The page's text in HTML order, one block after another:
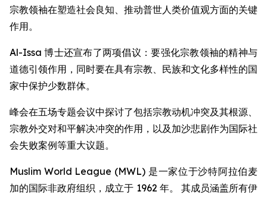
宗教领袖在塑造社会良知、推动普世人类价值观方面的关键
作用。
Al-Issa 博士还宣布了两项倡议：要强化宗教领袖的精神与
道德引领作用，同时要在具有宗教、民族和文化多样性的国
家中保护少数群体。
峰会在五场专题会议中探讨了包括宗教动机冲突及其根源、
宗教外交对和平解决冲突的作用，以及加沙悲剧作为国际社
会失败案例等重大议题。
Muslim World League (MWL) 是一家位于沙特阿拉伯麦
加的国际非政府组织，成立于 1962 年。 其成员涵盖所有伊